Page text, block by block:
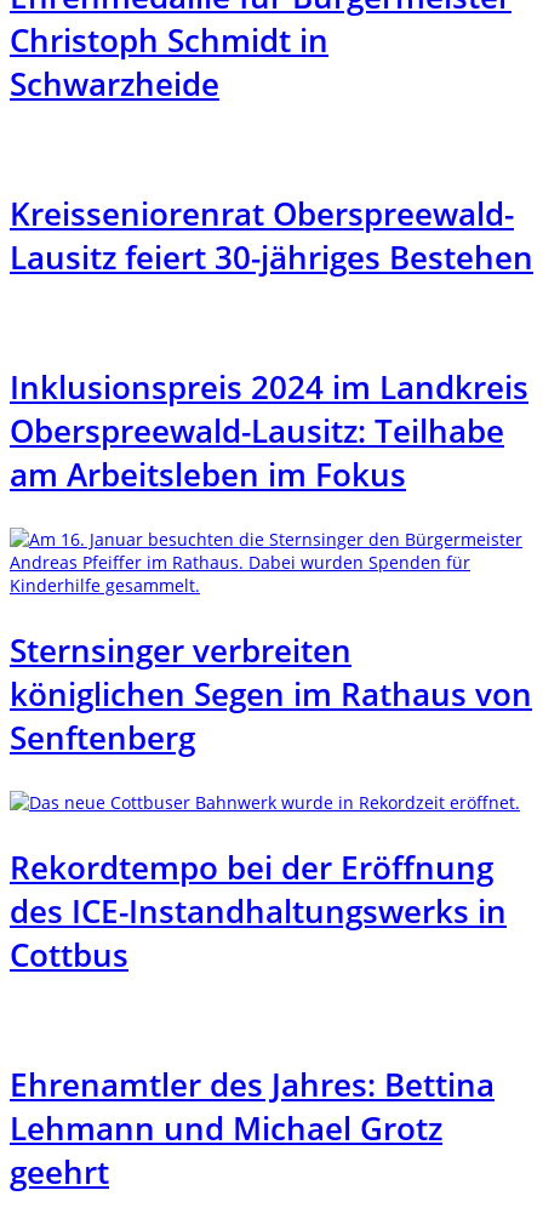
Christoph Schmidt in
Schwarzheide
Kreisseniorenrat Oberspreewald-
Lausitz feiert 30-jähriges Bestehen
Inklusionspreis 2024 im Landkreis
Oberspreewald-Lausitz: Teilhabe
am Arbeitsleben im Fokus
Sternsinger verbreiten
königlichen Segen im Rathaus von
Senftenberg
Rekordtempo bei der Eröffnung
des ICE-Instandhaltungswerks in
Cottbus
Ehrenamtler des Jahres: Bettina
Lehmann und Michael Grotz
geehrt